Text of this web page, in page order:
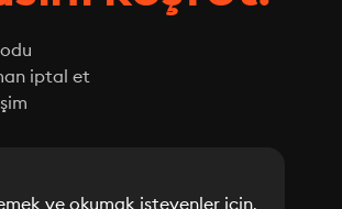
iptal et
ve okumak isteyenler için.